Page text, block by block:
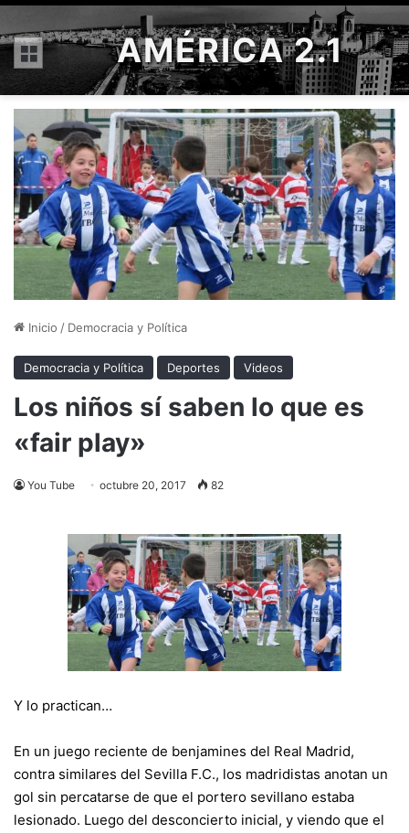
Menú AMÉRICA 2.1
Inicio / Democracia y Política
Democracia y Política Deportes Videos
Los niños sí saben lo que es
«fair play»
You Tube octubre 20, 2017 82
Y lo practican…
En un juego reciente de benjamines del Real Madrid,
contra similares del Sevilla F.C., los madridistas anotan un
gol sin percatarse de que el portero sevillano estaba
lesionado. Luego del desconcierto inicial, y viendo que el